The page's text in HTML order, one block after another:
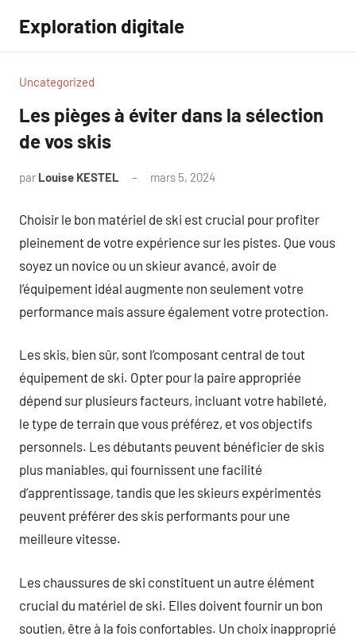
contenu
Exploration digitale
Uncategorized
Les pièges à éviter dans la sélection
de vos skis
par Louise KESTEL mars 5, 2024
Choisir le bon matériel de ski est crucial pour profiter
pleinement de votre expérience sur les pistes. Que vous
soyez un novice ou un skieur avancé, avoir de
l’équipement idéal augmente non seulement votre
performance mais assure également votre protection.
Les skis, bien sûr, sont l’composant central de tout
équipement de ski. Opter pour la paire appropriée
dépend sur plusieurs facteurs, incluant votre habileté,
le type de terrain que vous préférez, et vos objectifs
personnels. Les débutants peuvent bénéficier de skis
plus maniables, qui fournissent une facilité
d’apprentissage, tandis que les skieurs expérimentés
peuvent préférer des skis performants pour une
meilleure vitesse.
Les chaussures de ski constituent un autre élément
crucial du matériel de ski. Elles doivent fournir un bon
soutien, être à la fois confortables. Un choix inapproprié